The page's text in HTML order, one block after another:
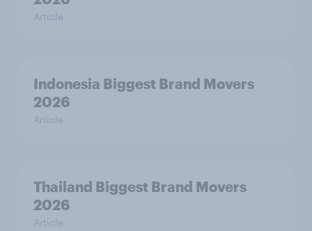
Article
Indonesia Biggest Brand Movers
2026
Article
Thailand Biggest Brand Movers
2026
Article